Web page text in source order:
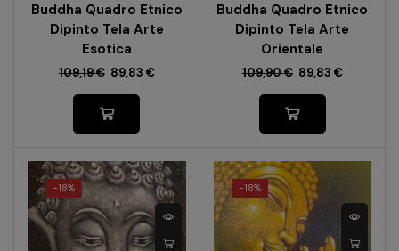
Buddha Quadro Etnico
Dipinto Tela Arte
Esotica
109,19€ 89,83 €
Buddha Quadro Etnico
Dipinto Tela Arte
Orientale
109,90€ 89,83 €
-18% -18%